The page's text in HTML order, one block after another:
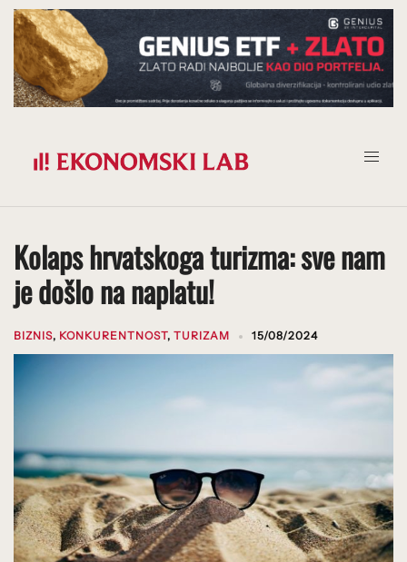
Prijeđi
na
sadržaj
Kolaps hrvatskoga turizma: sve nam
je došlo na naplatu!
BIZNIS, KONKURENTNOST, TURIZAM 15/08/2024